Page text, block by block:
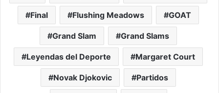
Final Flushing Meadows GOAT
Grand Slam Grand Slams
Leyendas del Deporte Margaret Court
Novak Djokovic Partidos